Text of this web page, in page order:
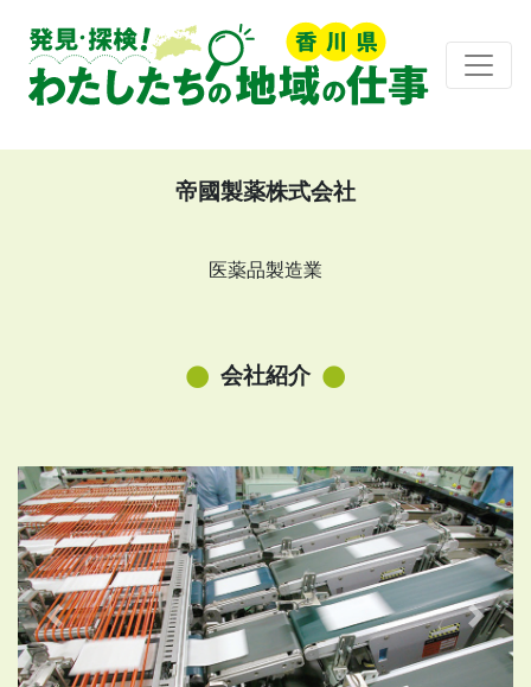
帝國製薬株式会社
医薬品製造業
会社紹介
Previous Next